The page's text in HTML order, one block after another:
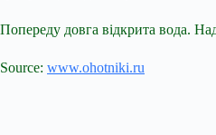
Попереду довга відкрита вода.
Source: www.ohotniki.ru